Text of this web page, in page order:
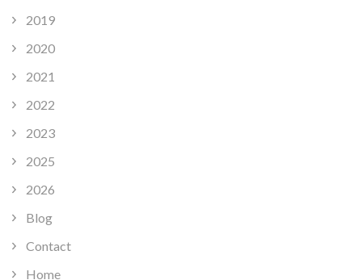
2019
2020
2021
2022
2023
2025
2026
Blog
Contact
Home